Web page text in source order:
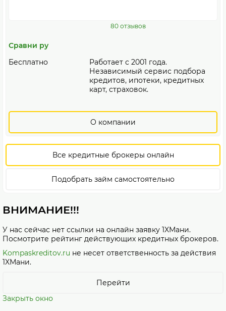
80 отзывов
Сравни ру
Бесплатно
Работает с 2001 года.
Независимый сервис подбора
кредитов, ипотеки, кредитных
карт, страховок.
О компании
Все кредитные брокеры онлайн
Подобрать займ самостоятельно
ВНИМАНИЕ!!!
У нас сейчас нет ссылки на онлайн заявку 1XМани.
Посмотрите рейтинг действующих кредитных брокеров.
Kompaskreditov.ru не несет ответственность за действия
1XМани.
Перейти
Закрыть окно